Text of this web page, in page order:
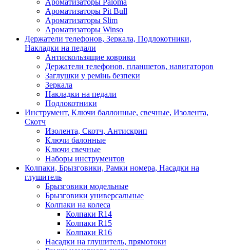
Ароматизаторы Paloma
Ароматизаторы Pit Bull
Ароматизаторы Slim
Ароматизаторы Winso
Держатели телефонов, Зеркала, Подлокотники,
Накладки на педали
Антискользящие коврики
Держатели телефонов, планшетов, навигаторов
Заглушки у ремінь безпеки
Зеркала
Накладки на педали
Подлокотники
Инструмент, Ключи баллонные, свечные, Изолента,
Скотч
Изолента, Скотч, Антискрип
Ключи балонные
Ключи свечные
Наборы инструментов
Колпаки, Брызговики, Рамки номера, Насадки на
глушитель
Брызговики модельные
Брызговики универсальные
Колпаки на колеса
Колпаки R14
Колпаки R15
Колпаки R16
Насадки на глушитель, прямотоки